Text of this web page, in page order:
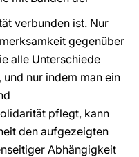
verbunden ist. Nur
gegenüber
alle Unterschiede
nur indem man ein
pflegt, kann
den aufgezeigten
Abhängigkeit